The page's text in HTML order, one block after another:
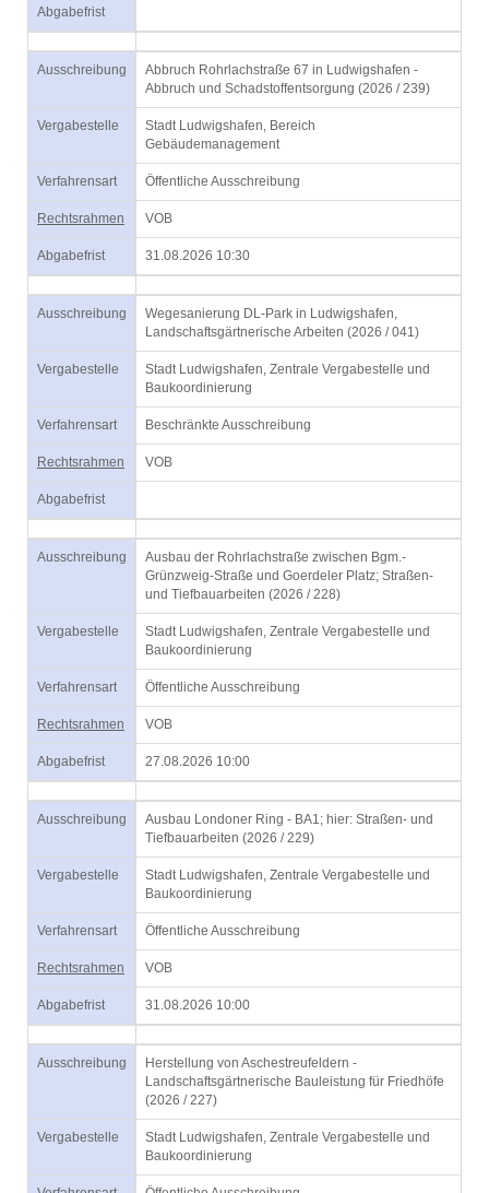
Abgabefrist
Ausschreibung
Abbruch Rohrlachstraße 67 in Ludwigshafen -
Abbruch und Schadstoffentsorgung (2026 / 239)
Vergabestelle
Stadt Ludwigshafen, Bereich
Gebäudemanagement
Verfahrensart Öffentliche Ausschreibung
Rechtsrahmen VOB
Abgabefrist 31.08.2026 10:30
Ausschreibung
Wegesanierung DL-Park in Ludwigshafen,
Landschaftsgärtnerische Arbeiten (2026 / 041)
Vergabestelle
Stadt Ludwigshafen, Zentrale Vergabestelle und
Baukoordinierung
Verfahrensart Beschränkte Ausschreibung
Rechtsrahmen VOB
Abgabefrist
Ausschreibung
Ausbau der Rohrlachstraße zwischen Bgm.-
Grünzweig-Straße und Goerdeler Platz; Straßen-
und Tiefbauarbeiten (2026 / 228)
Vergabestelle
Stadt Ludwigshafen, Zentrale Vergabestelle und
Baukoordinierung
Verfahrensart Öffentliche Ausschreibung
Rechtsrahmen VOB
Abgabefrist 27.08.2026 10:00
Ausschreibung
Ausbau Londoner Ring - BA1; hier: Straßen- und
Tiefbauarbeiten (2026 / 229)
Vergabestelle
Stadt Ludwigshafen, Zentrale Vergabestelle und
Baukoordinierung
Verfahrensart Öffentliche Ausschreibung
Rechtsrahmen VOB
Abgabefrist 31.08.2026 10:00
Ausschreibung
Herstellung von Aschestreufeldern -
Landschaftsgärtnerische Bauleistung für Friedhöfe
(2026 / 227)
Vergabestelle
Stadt Ludwigshafen, Zentrale Vergabestelle und
Baukoordinierung